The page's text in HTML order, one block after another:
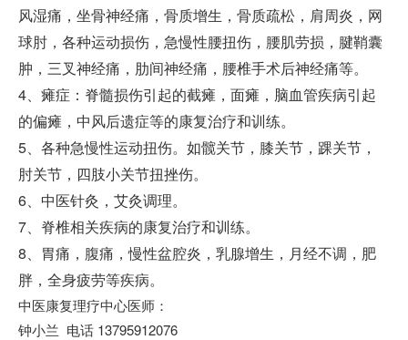
风湿痛，坐骨神经痛，骨质增生，骨质疏松，肩周炎，网
球肘，各种运动损伤，急慢性腰扭伤，腰肌劳损，腱鞘囊
肿，三叉神经痛，肋间神经痛，腰椎手术后神经痛等。
4、瘫症：脊髓损伤引起的截瘫，面瘫，脑血管疾病引起
的偏瘫，中风后遗症等的康复治疗和训练。
5、各种急慢性运动扭伤。如髋关节，膝关节，踝关节，
肘关节，四肢小关节扭挫伤。
6、中医针灸，艾灸调理。
7、脊椎相关疾病的康复治疗和训练。
8、胃痛，腹痛，慢性盆腔炎，乳腺增生，月经不调，肥
胖，全身疲劳等疾病。
中医康复理疗中心医师：
钟小兰 电话 13795912076